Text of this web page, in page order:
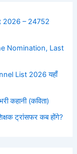
2026 – 24752
Nomination, Last
List 2026 यहाँ
कहानी (कविता)
ट्रांसफर कब होंगे?